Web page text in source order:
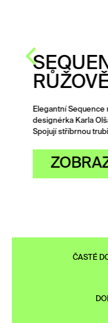
Elegantní Sequence
designérka Karla
Spojují stříbrnou
ČASTÉ